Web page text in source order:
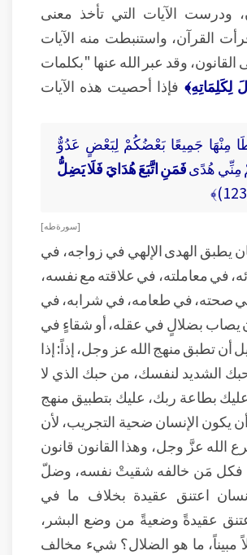
ودرست الآيات التي تأخذ معنى
القرآن، واستنبطت منه الآيات
القانون، وقد عبر الله عنها "بكلمات
لِكَلِمَاتِهِ﴾ فإذا أحصيت هذه الآيات
مِنْهَا جَمِيعًا بَعْضُكُمْ لِبَعْضٍ عَدُوٌّ
مِنِّي هُدًىفَمَنِ اتَّبَعَ هُدَايَ فَلَا يَضِلُّ
[ سورة طه ]
يطبق الهدى الإلهي في زواجه، في
في معاملته، في علاقته مع نفسه،
صحته، في طعامه، في شرابه، في
بضلالٍ في عقله، أو شقاءٍ في
تطبق منهج الله عز وجل، إذاً: إذا
الشديد لنفسك، من حبك الذي لا
عليك بطاعة ربك، عليك بتطبيق منهج
أن يكون الإنسان ضحية التجريب، لأن
الله عزَّ وجل، وهذا القانون قانون
فكل مَن خالفه شقيتْ نفسه، وضلّ
اعتنق عقيدة بخلاف ما في
عقيدةً وضعيةً من وضع البشر،
مبيناً، ما هو الضلال؟ شيء مخالف